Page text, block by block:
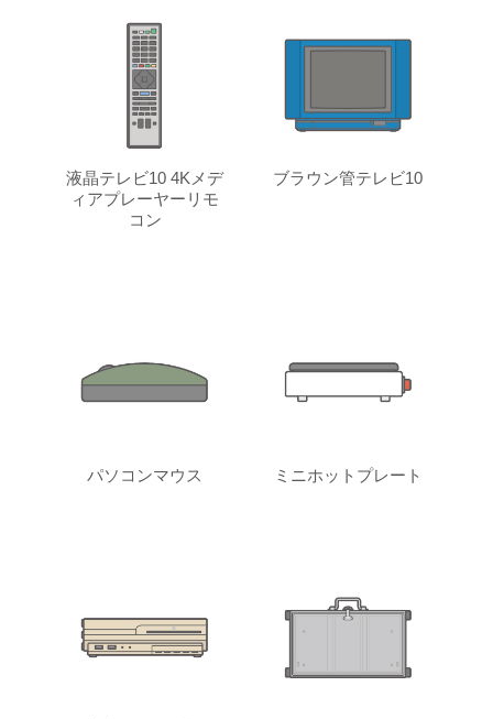
液晶テレビ10 4Kメデ
ィアプレーヤーリモ
コン
ブラウン管テレビ10
パソコンマウス ミニホットプレート